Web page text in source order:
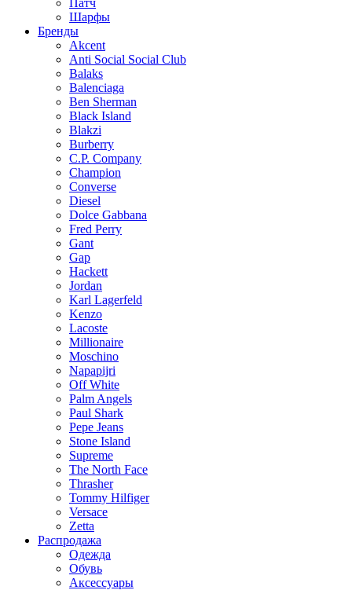
Патч
Шарфы
Бренды
Akcent
Anti Social Social Club
Balaks
Balenciaga
Ben Sherman
Black Island
Blakzi
Burberry
C.P. Company
Champion
Converse
Diesel
Dolce Gabbana
Fred Perry
Gant
Gap
Hackett
Jordan
Karl Lagerfeld
Kenzo
Lacoste
Millionaire
Moschino
Napapijri
Off White
Palm Angels
Paul Shark
Pepe Jeans
Stone Island
Supreme
The North Face
Thrasher
Tommy Hilfiger
Versace
Zetta
Распродажа
Одежда
Обувь
Аксессуары